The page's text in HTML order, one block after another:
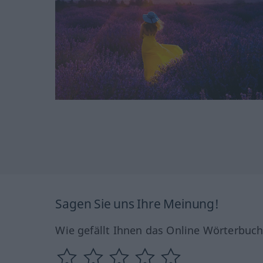
Sagen Sie uns Ihre Meinung!
Wie gefällt Ihnen das Online